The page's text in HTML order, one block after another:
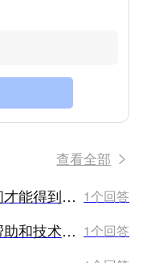
查看全部
极速洞察我需要多长时间才能得到分析结果？ 1个回答
我如何获得极速洞察的帮助和技术支持？ 1个回答